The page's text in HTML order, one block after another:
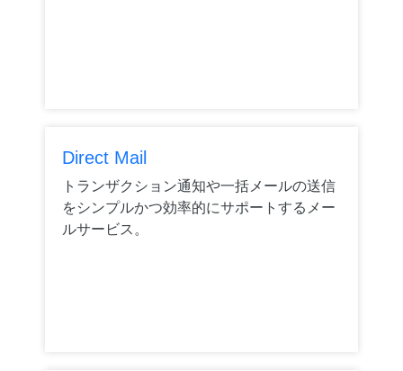
Direct Mail
トランザクション通知や一括メールの送信
をシンプルかつ効率的にサポートするメー
ルサービス。